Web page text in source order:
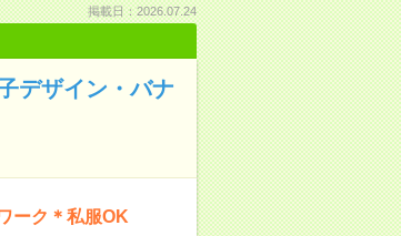
掲載日：2026.07.24
デザイン・バナ
ーク＊私服OK